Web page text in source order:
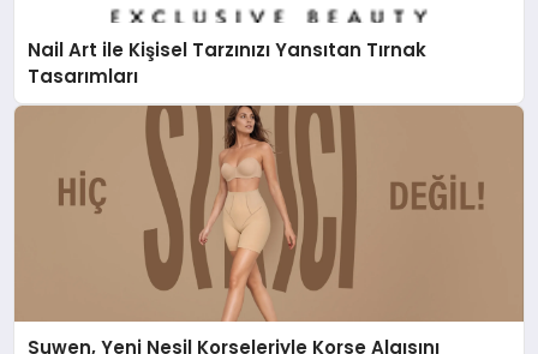
Nail Art ile Kişisel Tarzınızı Yansıtan Tırnak
Tasarımları
Suwen, Yeni Nesil Korseleriyle Korse Algısını